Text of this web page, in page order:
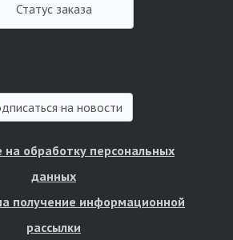
Статус заказа
на новости
на обработку персональных
данных
получение информационной
рассылки